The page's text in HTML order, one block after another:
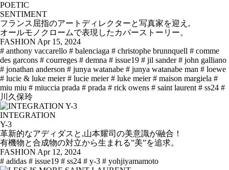
POETIC
SENTIMENT
フランス屈指のアートディレクターと写真家を迎え,
オールモノクロームで表現したカバーストーリー。
FASHION Apr 15, 2024
# anthony vaccarello # balenciaga # christophe brunnquell # comme
des garcons # courreges # demna # issue19 # jil sander # john galliano
# jonathan anderson # junya watanabe # junya watanabe man # loewe
# lucie & luke meier # lucie meier # luke meier # maison margiela #
miu miu # miuccia prada # prada # rick owens # saint laurent # ss24 #
川久保玲
INTEGRATION
Y-3
革新的なアディダスと,山本耀司の美意識が融合！
有機物と合成物の対立から生まれる”美”を追求。
FASHION Apr 12, 2024
# adidas # issue19 # ss24 # y-3 # yohjiyamamoto